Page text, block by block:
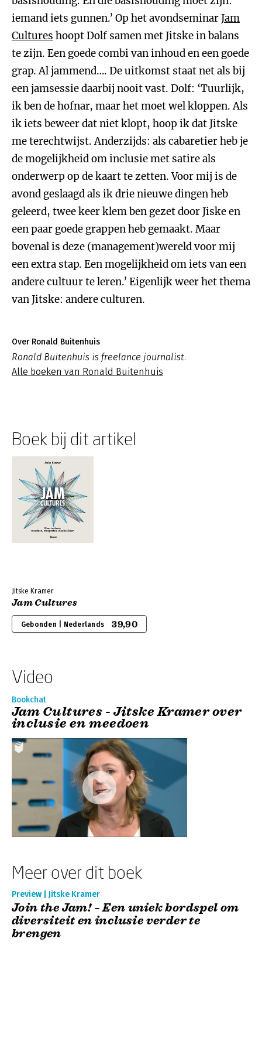
iemand iets gunnen.’ Op het avondseminarJam
Cultures hoopt Dolf samen met Jitske in balans
te zijn. Een goede combi van inhoud en een goede
grap. Al jammend…. De uitkomst staat net als bij
een jamsessie daarbij nooit vast. Dolf: ‘Tuurlijk,
ik ben de hofnar, maar het moet wel kloppen. Als
ik iets beweer dat niet klopt, hoop ik dat Jitske
me terechtwijst. Anderzijds: als cabaretier heb je
de mogelijkheid om inclusie met satire als
onderwerp op de kaart te zetten. Voor mij is de
avond geslaagd als ik drie nieuwe dingen heb
geleerd, twee keer klem ben gezet door Jiske en
een paar goede grappen heb gemaakt. Maar
bovenal is deze (management)wereld voor mij
een extra stap. Een mogelijkheid om iets van een
andere cultuur te leren.’ Eigenlijk weer het thema
van Jitske: andere culturen.
Over Ronald Buitenhuis
Ronald Buitenhuis is freelance journalist.
Alle boeken van Ronald Buitenhuis
Boek bij dit artikel
Jitske Kramer
Jam Cultures
Gebonden | Nederlands 39,90
Video
Bookchat
Jam Cultures - Jitske Kramer over
inclusie en meedoen
Meer over dit boek
Preview | Jitske Kramer
Join the Jam! – Een uniek bordspel om
diversiteit en inclusie verder te
brengen